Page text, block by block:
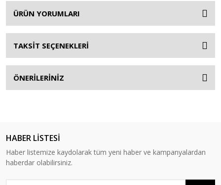
ÜRÜN YORUMLARI
TAKSİT SEÇENEKLERİ
ÖNERİLERİNİZ
HABER LİSTESİ
Haber listemize kaydolarak tüm yeni haber ve kampanyalardan
haberdar olabilirsiniz.